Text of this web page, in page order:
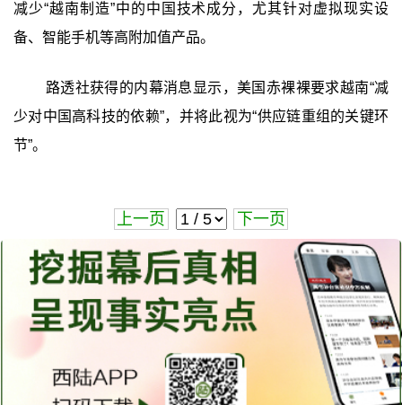
减少“越南制造”中的中国技术成分，尤其针对虚拟现实设
备、智能手机等高附加值产品。
路透社获得的内幕消息显示，美国赤裸裸要求越南“减
少对中国高科技的依赖”，并将此视为“供应链重组的关键环
节”。
上一页 下一页